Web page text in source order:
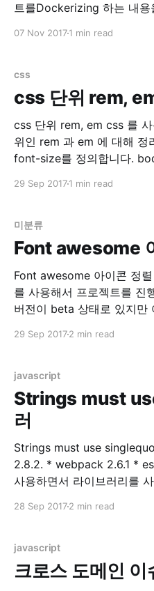
트를Dockerizing 하는 내용
07 Nov 20171 min read
css
css 단위 rem,
css 단위 rem, em css 를 사용하다 보면 만나게 되는 단
위인 rem 과 em 에 대해 정리합니다.
font-size를 정의합니다. body { font-size: 14px; } div {
을 한다면 body안의 폰트
29 Sep 20171 min read
미분류
Font awesome
Font awesome 아이콘 정렬 문제 상황 현재
를 사용해서 프로젝트를 진행 중입니
버전이 beta 상태로 있지만
입니다. Bootstrap 4 에는 기존에 있던 Glyphicons 가 사
서 기존 Glyphicons
29 Sep 20172 min read
javascript
Strings must
러
Strings must use singlequote 에러
2.8.2. * webpack 2.6.1 * eslint 3.19.0 문제점 Vuejs를
사용하면서 라이브러리를
GitHub - vuejs/awesome-
28 Sep 20172 min read
javascript
크로스 도메인 이